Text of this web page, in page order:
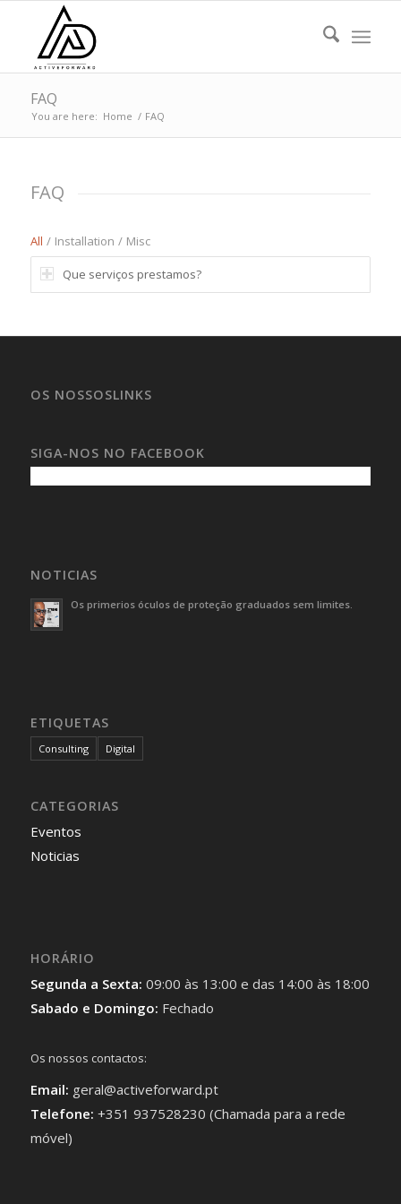
FAQ
You are here: Home / FAQ
FAQ
All / Installation / Misc
Que serviços prestamos?
OS NOSSOSLINKS
SIGA-NOS NO FACEBOOK
NOTICIAS
Os primerios óculos de proteção graduados sem limites.
ETIQUETAS
Consulting Digital
CATEGORIAS
Eventos
Noticias
HORÁRIO
Segunda a Sexta: 09:00 às 13:00 e das 14:00 às 18:00
Sabado e Domingo: Fechado
Os nossos contactos:
Email: geral@activeforward.pt
Telefone: +351 937528230 (Chamada para a rede
móvel)